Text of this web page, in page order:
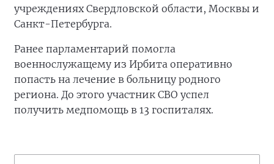
учреждениях Свердловской области, Москвы и
Санкт-Петербурга.
Ранее парламентарий помогла
военнослужащему из Ирбита оперативно
попасть на лечение в больницу родного
региона. До этого участник СВО успел
получить медпомощь в 13 госпиталях.